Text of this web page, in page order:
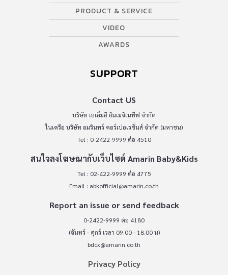
PRODUCT & SERVICE
VIDEO
AWARDS
SUPPORT
Contact US
บริษัท เอเอ็มอี อิมเมจิเนทีฟ จำกัด
ในเครือ บริษัท อมรินทร์ คอร์เปอเรชั่นส์ จำกัด (มหาชน)
Tel : 0-2422-9999 ต่อ 4510
สนใจลงโฆษณากับเว็บไซต์ Amarin Baby&Kids
Tel : 02-422-9999 ต่อ 4775
Email : abkofficial@amarin.co.th
Report an issue or send feedback
0-2422-9999 ต่อ 4180
(จันทร์ - ศุกร์ เวลา 09.00 - 18.00 น)
bdcx@amarin.co.th
Privacy Policy